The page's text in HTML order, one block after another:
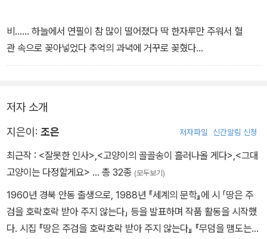
비…… 하늘에서 연필이 참 많이 떨어졌다 딱 한자루만 주워서 혈
관 속으로 꽂아넣었다 추억의 과녁에 거꾸로 꽂혔다
창밖으로 우산에 매달린 사람들이 버섯같이 떠다녔다 비를 맞는 나무
내리깔린 내 눈에서 흘러내리는 새소리, 가족들은 마주보며 재채기
를 했다 하루종일 열어놓은 두 귀가 지독하게 팽창하는 오늘은 한 자
루의 연필도 지옥처럼 길었다
ㅡp.70
저자 소개
지은이: 조은 저자파일 신간알림 신청
최근작 : <잘못한 인사>,<고양이의 골골송이 흘러나올 게다>,<그대
고양이는 다정할게요> … 총 32종 (모두보기)
1960년 경북 안동 출생으로, 1988년 『세계의 문학』에 시 「땅은 주
검을 호락호락 받아 주지 않는다」 등을 발표하며 작품 활동을 시작했
다. 시집 『땅은 주검을 호락호락 받아 주지 않는다』 『무덤을 맴도는